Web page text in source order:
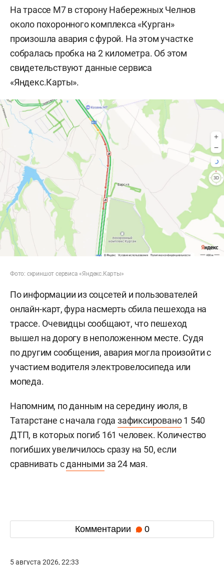
На трассе М7 в сторону Набережных Челнов
около похоронного комплекса «Курган»
произошла авария с фурой. На этом участке
собралась пробка на 2 километра. Об этом
свидетельствуют данные сервиса
«Яндекс.Карты».
Фото: скриншот сервиса «Яндекс.Карты»
По информации из соцсетей и пользователей
онлайн-карт, фура насмерть сбила пешехода на
трассе. Очевидцы сообщают, что пешеход
вышел на дорогу в неположенном месте. Судя
по другим сообщения, авария могла произойти с
участием водителя электровелосипеда или
мопеда.
Напомним, по данным на середину июля, в
Татарстане с начала годазафиксировано1 540
ДТП, в которых погиб 161 человек. Количество
погибших увеличилось сразу на 50, если
сравнивать сданными за 24 мая.
Комментарии 0
5 августа 2026, 22:33